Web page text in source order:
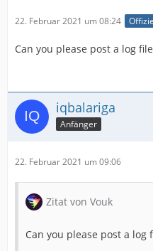
22. Februar 2021 um 08:24
Can you please post a log
iqbalariga
Anfänger
22. Februar 2021 um 09:06
Zitat von Vouk
Can you please post a log